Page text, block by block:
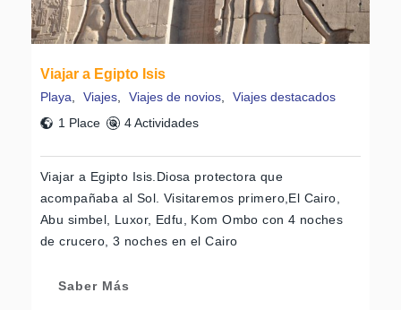
Viajar a Egipto Isis
Playa Viajes Viajes de novios
Viajes destacados
1 Place
4 Actividades
Viajar a Egipto Isis.Diosa protectora que
acompañaba al Sol. Visitaremos primero,El Cairo,
Abu simbel, Luxor, Edfu, Kom Ombo con 4 noches
de crucero, 3 noches en el Cairo
Saber Más